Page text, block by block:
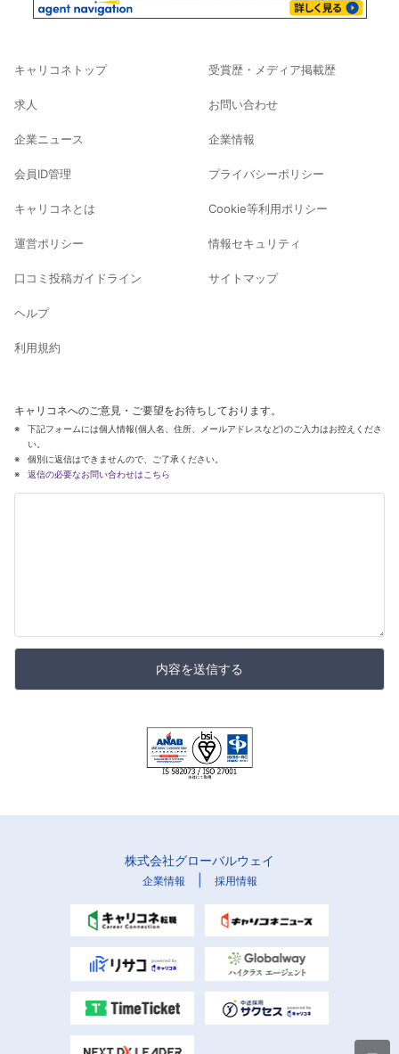
キャリコネトップ
求人
企業ニュース
会員ID管理
キャリコネとは
運営ポリシー
口コミ投稿ガイドライン
ヘルプ
利用規約
受賞歴・メディア掲載歴
お問い合わせ
企業情報
プライバシーポリシー
Cookie等利用ポリシー
情報セキュリティ
サイトマップ
キャリコネへのご意見・ご要望をお待ちしております。
下記フォームには個人情報(個人名、住所、メールアドレスなど)のご入力はお控えくださ
い。
個別に返信はできませんので、ご了承ください。
返信の必要なお問い合わせはこちら
内容を送信する
株式会社グローバルウェイ
企業情報 採用情報